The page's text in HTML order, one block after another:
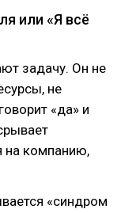
или «Я всё
задачу. Он не
не
«да» и
на компанию,
«синдром